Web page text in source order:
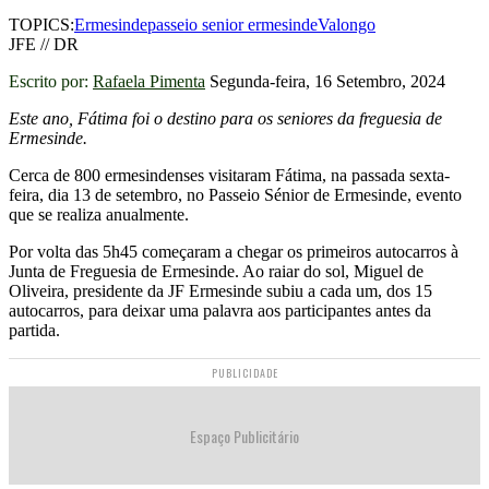
TOPICS:Ermesindepasseio senior ermesindeValongo
JFE // DR
Escrito por: Rafaela Pimenta Segunda-feira, 16 Setembro, 2024
Este ano, Fátima foi o destino para os seniores da freguesia de
Ermesinde.
Cerca de 800 ermesindenses visitaram Fátima, na passada sexta-
feira, dia 13 de setembro, no Passeio Sénior de Ermesinde, evento
que se realiza anualmente.
Por volta das 5h45 começaram a chegar os primeiros autocarros à
Junta de Freguesia de Ermesinde. Ao raiar do sol, Miguel de
Oliveira, presidente da JF Ermesinde subiu a cada um, dos 15
autocarros, para deixar uma palavra aos participantes antes da
partida.
PUBLICIDADE
Espaço Publicitário